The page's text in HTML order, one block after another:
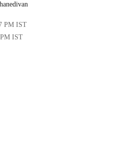
PM IST
IST